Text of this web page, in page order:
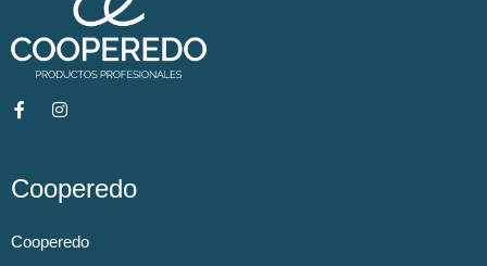
Cooperedo
Cooperedo